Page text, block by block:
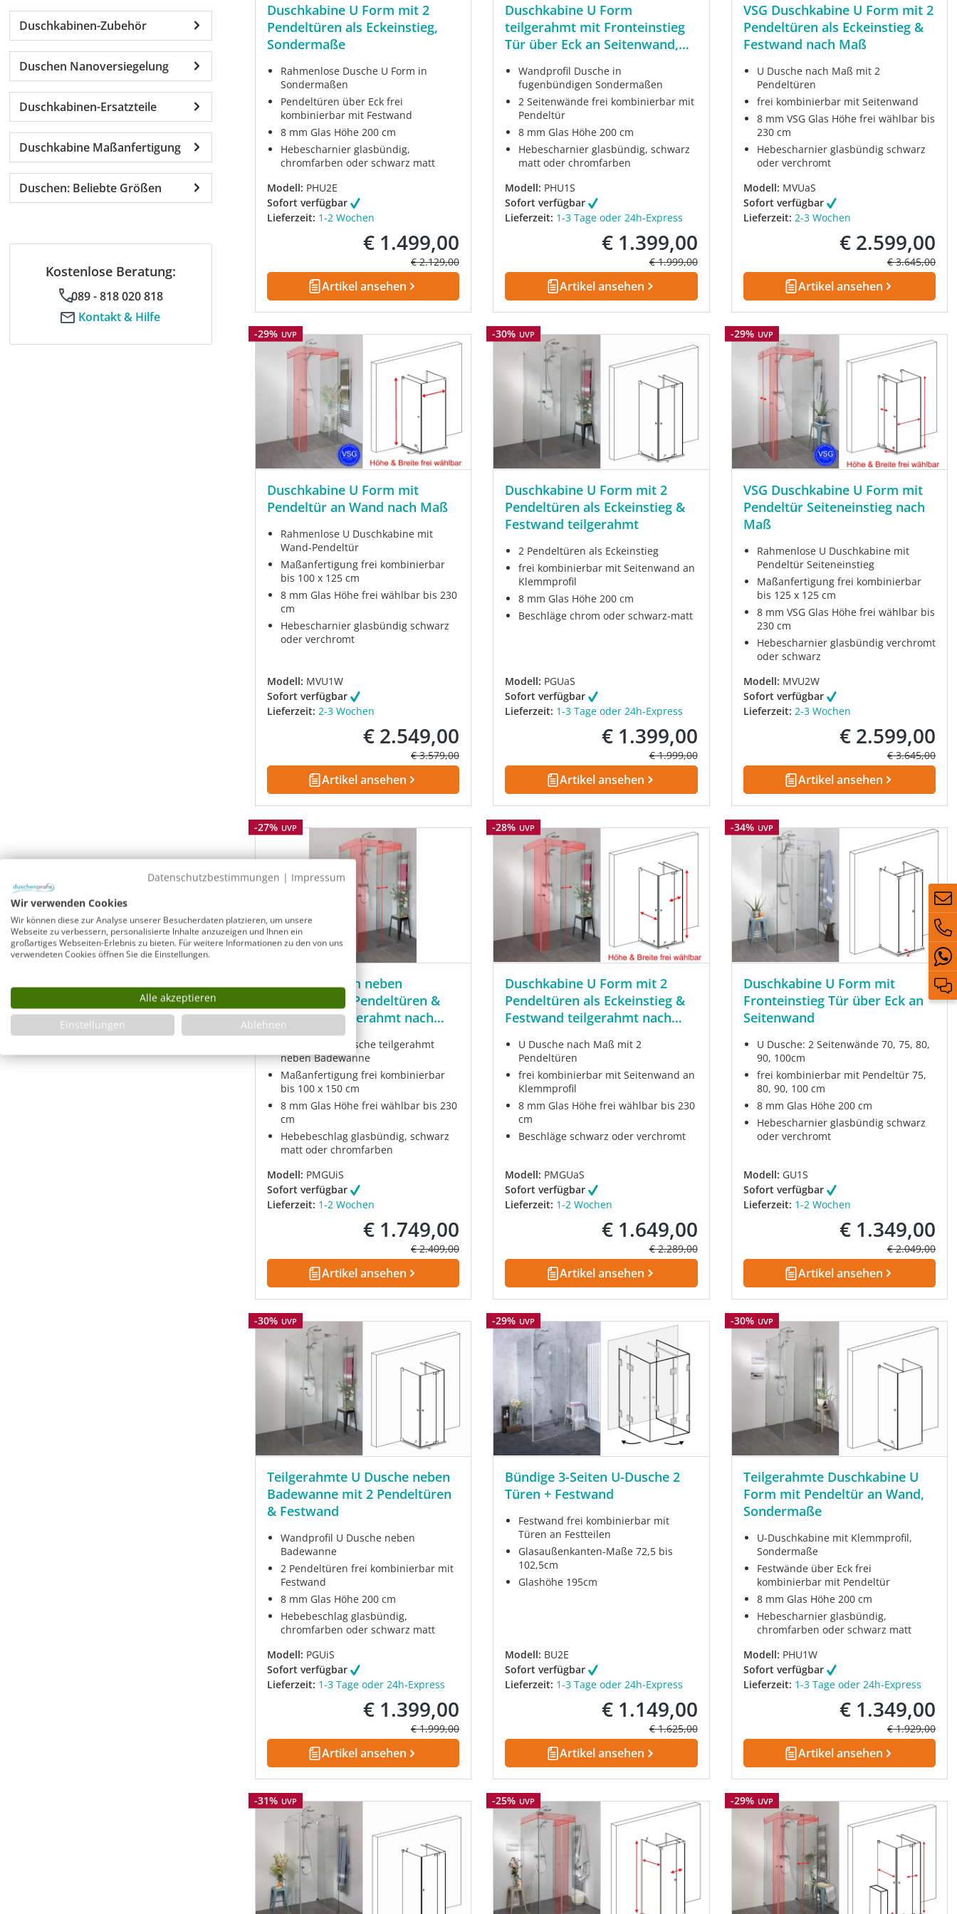
Duschkabinen-Zubehör
Duschen Nanoversiegelung
Duschkabinen-Ersatzteile
Duschkabine Maßanfertigung
Duschen: Beliebte Größen
Kostenlose Beratung:
089 - 818 020 818
Kontakt & Hilfe
Duschkabine U Form mit 2
Pendeltüren als Eckeinstieg,
Sondermaße
Rahmenlose Dusche U Form in
Sondermaßen
Pendeltüren über Eck frei
kombinierbar mit Festwand
8 mm Glas Höhe 200 cm
Hebescharnier glasbündig,
chromfarben oder schwarz matt
Modell: PHU2E
Sofort verfügbar
Lieferzeit: 1-2 Wochen
Verkaufspreis:
€ 1.499,00
Regulärer Preis:
€ 2.129,00
Artikel ansehen
Duschkabine U Form
teilgerahmt mit Fronteinstieg
Tür über Eck an Seitenwand,
Wandprofil Dusche in
fugenbündigen Sondermaßen
2 Seitenwände frei kombinierbar mit
Pendeltür
8 mm Glas Höhe 200 cm
Hebescharnier glasbündig, schwarz
matt oder chromfarben
Modell: PHU1S
Sofort verfügbar
Lieferzeit: 1-3 Tage oder 24h-Express
Verkaufspreis:
€ 1.399,00
Regulärer Preis:
€ 1.999,00
Artikel ansehen
VSG Duschkabine U Form mit 2
Pendeltüren als Eckeinstieg &
Festwand nach Maß
U Dusche nach Maß mit 2
Pendeltüren
frei kombinierbar mit Seitenwand
8 mm VSG Glas Höhe frei wählbar bis
230 cm
Hebescharnier glasbündig schwarz
oder verchromt
Modell: MVUaS
Sofort verfügbar
Lieferzeit: 2-3 Wochen
Verkaufspreis:
€ 2.599,00
Regulärer
€ 3.645,00
Artikel ansehen
Rabatt
-29% UVP
Duschkabine U Form mit
Pendeltür an Wand nach Maß
Rahmenlose U Duschkabine mit
Wand-Pendeltür
Maßanfertigung frei kombinierbar
bis 100 x 125 cm
8 mm Glas Höhe frei wählbar bis 230
cm
Hebescharnier glasbündig schwarz
oder verchromt
Modell: MVU1W
Sofort verfügbar
Lieferzeit: 2-3 Wochen
Verkaufspreis:
€ 2.549,00
Regulärer Preis:
€ 3.579,00
Artikel ansehen
Rabatt
-30% UVP
Duschkabine U Form mit 2
Pendeltüren als Eckeinstieg &
Festwand teilgerahmt
2 Pendeltüren als Eckeinstieg
frei kombinierbar mit Seitenwand an
Klemmprofil
8 mm Glas Höhe 200 cm
Beschläge chrom oder schwarz-matt
Modell: PGUaS
Sofort verfügbar
Lieferzeit: 1-3 Tage oder 24h-Express
Verkaufspreis:
€ 1.399,00
Regulärer Preis:
€ 1.999,00
Artikel ansehen
Rabatt
-29% UVP
VSG Duschkabine U Form mit
Pendeltür Seiteneinstieg nach
Maß
Rahmenlose U Duschkabine mit
Pendeltür Seiteneinstieg
Maßanfertigung frei kombinierbar
bis 125 x 125 cm
8 mm VSG Glas Höhe frei wählbar bis
230 cm
Hebescharnier glasbündig verchromt
oder schwarz
Modell: MVU2W
Sofort verfügbar
Lieferzeit: 2-3 Wochen
Verkaufspreis:
€ 2.599,00
Regulärer
€ 3.645,00
Artikel ansehen
Rabatt
-27% UVP
Dusche U Form neben
Badewanne 2 Pendeltüren &
Festwand teilgerahmt nach
Maß
Pendeltür U Dusche teilgerahmt
neben Badewanne
Maßanfertigung frei kombinierbar
bis 100 x 150 cm
8 mm Glas Höhe frei wählbar bis 230
cm
Hebebeschlag glasbündig, schwarz
matt oder chromfarben
Modell: PMGUiS
Sofort verfügbar
Lieferzeit: 1-2 Wochen
Verkaufspreis:
€ 1.749,00
Regulärer Preis:
€ 2.409,00
Artikel ansehen
Rabatt
-28% UVP
Duschkabine U Form mit 2
Pendeltüren als Eckeinstieg &
Festwand teilgerahmt nach
U Dusche nach Maß mit 2
Pendeltüren
frei kombinierbar mit Seitenwand an
Klemmprofil
8 mm Glas Höhe frei wählbar bis 230
cm
Beschläge schwarz oder verchromt
Modell: PMGUaS
Sofort verfügbar
Lieferzeit: 1-2 Wochen
Verkaufspreis:
€ 1.649,00
Regulärer Preis:
€ 2.289,00
Artikel ansehen
Rabatt
-34% UVP
Duschkabine U Form mit
Fronteinstieg Tür über Eck an
Seitenwand
U Dusche: 2 Seitenwände 70, 75, 80,
90, 100cm
frei kombinierbar mit Pendeltür 75,
80, 90, 100 cm
8 mm Glas Höhe 200 cm
Hebescharnier glasbündig schwarz
oder verchromt
Modell: GU1S
Sofort verfügbar
Lieferzeit: 1-2 Wochen
Verkaufspreis:
€ 1.349,00
Regulärer
€ 2.049,00
Artikel ansehen
Rabatt
-30% UVP
Teilgerahmte U Dusche neben
Badewanne mit 2 Pendeltüren
& Festwand
Wandprofil U Dusche neben
Badewanne
2 Pendeltüren frei kombinierbar mit
Festwand
8 mm Glas Höhe 200 cm
Hebebeschlag glasbündig,
chromfarben oder schwarz matt
Modell: PGUiS
Sofort verfügbar
Lieferzeit: 1-3 Tage oder 24h-Express
Verkaufspreis:
€ 1.399,00
Regulärer Preis:
€ 1.999,00
Artikel ansehen
Rabatt
-29% UVP
Bündige 3-Seiten U-Dusche 2
Türen + Festwand
Festwand frei kombinierbar mit
Türen an Festteilen
Glasaußenkanten-Maße 72,5 bis
102,5cm
Glashöhe 195cm
Modell: BU2E
Sofort verfügbar
Lieferzeit: 1-3 Tage oder 24h-Express
Verkaufspreis:
€ 1.149,00
Regulärer Preis:
€ 1.625,00
Artikel ansehen
Rabatt
-30% UVP
Teilgerahmte Duschkabine U
Form mit Pendeltür an Wand,
Sondermaße
U-Duschkabine mit Klemmprofil,
Sondermaße
Festwände über Eck frei
kombinierbar mit Pendeltür
8 mm Glas Höhe 200 cm
Hebescharnier glasbündig,
chromfarben oder schwarz matt
Modell: PHU1W
Sofort verfügbar
Lieferzeit: 1-3 Tage oder 24h-Express
Verkaufspreis:
€ 1.349,00
Regulärer
€ 1.929,00
Artikel ansehen
Rabatt
-31% UVP Rabatt
-25% UVP Rabatt
-29% UVP
Datenschutzbestimmungen | Impressum
Wir verwenden Cookies
Wir können diese zur Analyse unserer Besucherdaten platzieren, um unsere
Webseite zu verbessern, personalisierte Inhalte anzuzeigen und Ihnen ein
großartiges Webseiten-Erlebnis zu bieten. Für weitere Informationen zu den von uns
verwendeten Cookies öffnen Sie die Einstellungen.
Alle akzeptieren
Einstellungen
Ablehnen